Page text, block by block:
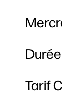
Tarif